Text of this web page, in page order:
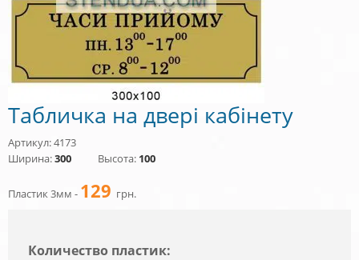
Табличка на двері кабінету
Артикул: 4173
Ширина:300 Высота: 100
Пластик 3мм - 129 грн.
Количество пластик: